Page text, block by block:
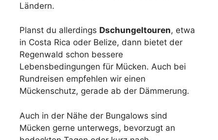
Ländern.
Planst du allerdings Dschungeltouren, etwa
in Costa Rica oder Belize, dann bietet der
Regenwald schon bessere
Lebensbedingungen für Mücken. Auch bei
Rundreisen empfehlen wir einen
Mückenschutz, gerade ab der Dämmerung.
Auch in der Nähe der Bungalows sind
Mücken gerne unterwegs, bevorzugt an